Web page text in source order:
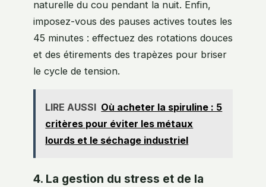
naturelle du cou pendant la nuit. Enfin,
imposez-vous des pauses actives toutes les
45 minutes : effectuez des rotations douces
et des étirements des trapèzes pour briser
le cycle de tension.
LIRE AUSSI Où acheter la spiruline : 5
critères pour éviter les métaux
lourds et le séchage industriel
4. La gestion du stress et de la